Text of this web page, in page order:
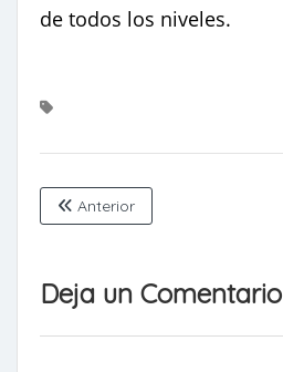
de todos los niveles.
Anterior
Deja un Comentario